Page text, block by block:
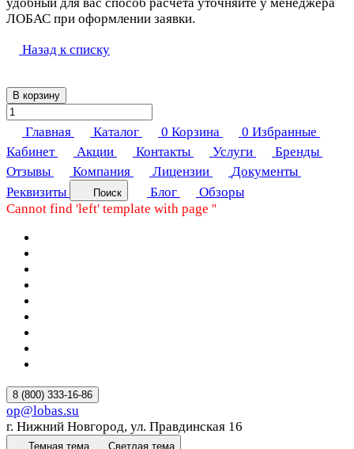
ЛОБАС при оформлении заявки.
Назад к списку
В корзину
Главная Каталог 0 Корзина 0 Избранные
Кабинет
Акции Контакты Услуги
Бренды
Отзывы
Компания Лицензии
Документы
Реквизиты
Поиск Блог
Обзоры
Cannot find 'left' template with page ''
8 (800) 333-16-86
op@lobas.su
г. Нижний Новгород, ул. Правдинская 16
Темная тема Светлая тема